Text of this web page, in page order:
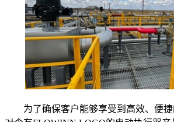
为了确保客户能够享受到高效、便